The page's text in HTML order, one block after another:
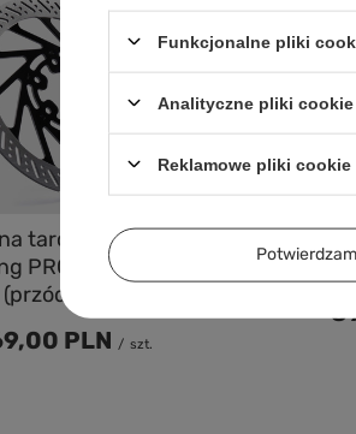
tarcza hamulcowa
PRO MX5 – 220 mm
(przód / tył)
PLN / szt.
Tylny
Funkcjonalne pliki
Analityczne pliki cookie
Reklamowe pliki cookie